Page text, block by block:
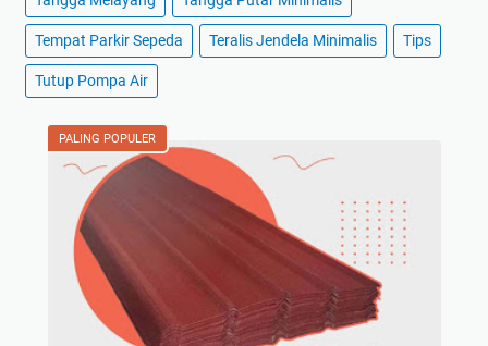
Tempat Parkir Sepeda Teralis Jendela Minimalis Tips
Tutup Pompa Air
PALING POPULER